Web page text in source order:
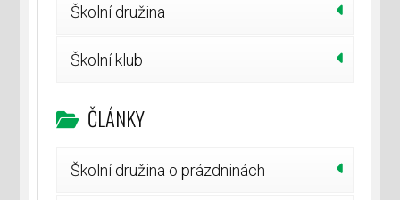
Školní družina
Školní klub
ČLÁNKY
Školní družina o prázdninách